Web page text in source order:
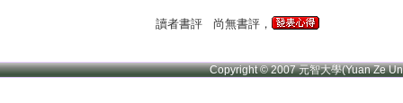
讀者書評 尚無書評，
Copyright © 2007 元智大學(Yuan Ze